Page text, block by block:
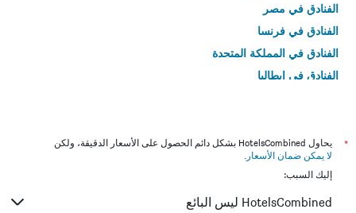
الفنادق في مصر
الفنادق في فرنسا
الفنادق في المملكة المتحدة
الفنادق في إيطاليا
*
يحاول HotelsCombined بشكل دائم الحصول على الأسعار الدقيقة، ولكن
لا يمكن ضمان الأسعار .
إليك السبب:
HotelsCombined ليس البائع